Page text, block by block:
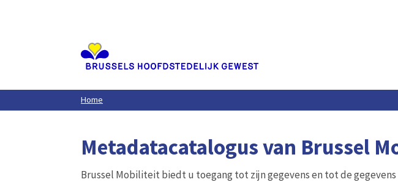
Home
Metadatacatalogus van Brussel
Brussel Mobiliteit biedt u toegang tot zijn gegevens en tot de